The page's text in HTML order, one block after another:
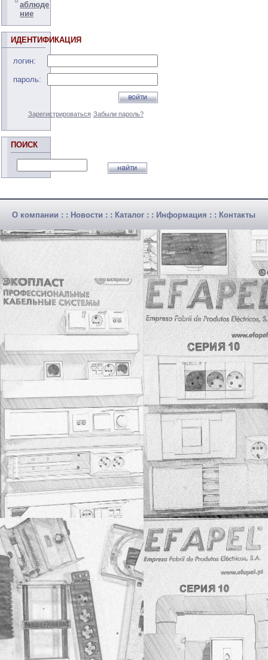
аблюде
ние
ИДЕНТИФИКАЦИЯ
логин:
пароль:
Зарегистрироваться Забыли пароль?
ПОИСК
О компании : : Новости : : Каталог : : Информация : : Контакты